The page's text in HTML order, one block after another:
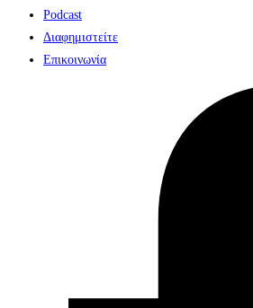
Podcast
Διαφημιστείτε
Επικοινωνία